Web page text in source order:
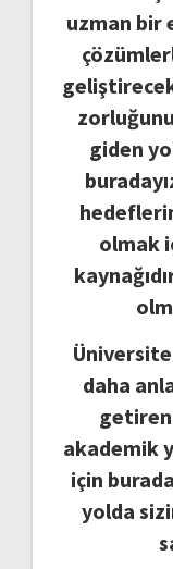
uzman bir
giden
olmak
Üniversite
daha
akademik
için
yolda